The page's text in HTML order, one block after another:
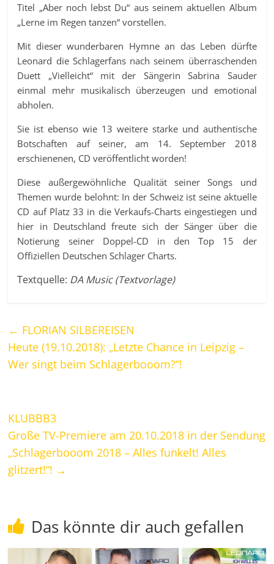
Titel „Aber noch lebst Du“ aus seinem aktuellen Album
„Lerne im Regen tanzen“ vorstellen.
Mit dieser wunderbaren Hymne an das Leben dürfte
Leonard die Schlagerfans nach seinem überraschenden
Duett „Vielleicht“ mit der Sängerin Sabrina Sauder
einmal mehr musikalisch überzeugen und emotional
abholen.
Sie ist ebenso wie 13 weitere starke und authentische
Botschaften auf seiner, am 14. September 2018
erschienenen, CD veröffentlicht worden!
Diese außergewöhnliche Qualität seiner Songs und
Themen wurde belohnt: In der Schweiz ist seine aktuelle
CD auf Platz 33 in die Verkaufs-Charts eingestiegen und
hier in Deutschland freute sich der Sänger über die
Notierung seiner Doppel-CD in den Top 15 der
Offiziellen Deutschen Schlager Charts.
Textquelle: DA Music (Textvorlage)
← FLORIAN SILBEREISEN
Heute (19.10.2018): „Letzte Chance in Leipzig –
Wer singt beim Schlagerbooom?“!
KLUBBB3
Große TV-Premiere am 20.10.2018 in der Sendung
„Schlagerbooom 2018 – Alles funkelt! Alles
glitzert!“! →
Das könnte dir auch gefallen